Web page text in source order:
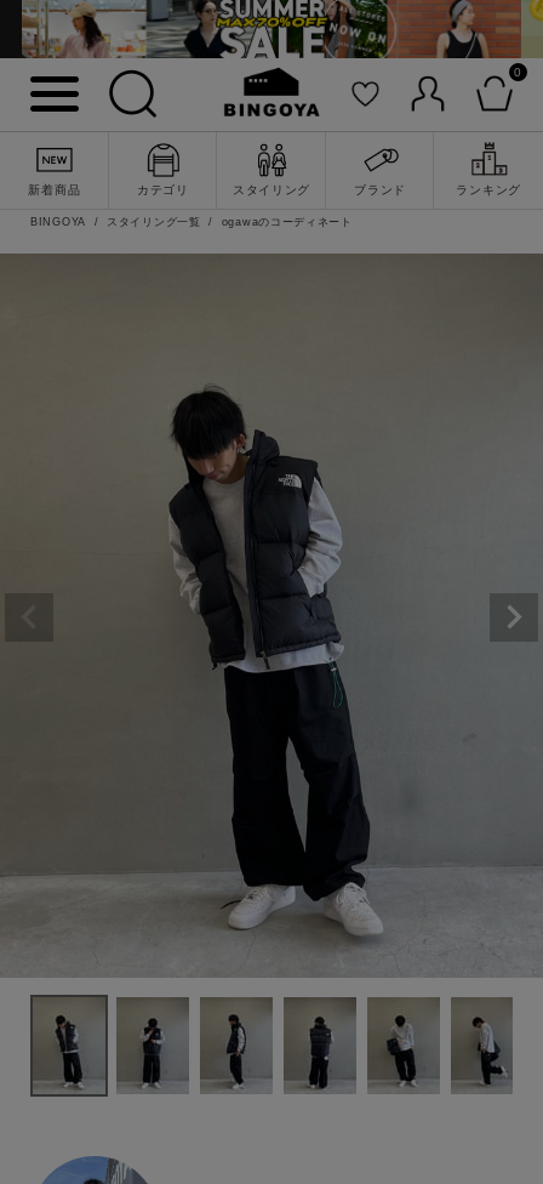
0
新着商品 カテゴリ スタイリング ブランド ランキング
BINGOYA スタイリング一覧 ogawaのコーディネート